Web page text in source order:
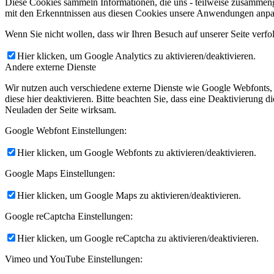
mit den Erkenntnissen aus diesen Cookies unsere Anwendungen
Wenn Sie nicht wollen, dass wir Ihren Besuch auf unserer Seite
Hier klicken, um Google Analytics zu aktivieren/deaktivieren.
Andere externe Dienste
Wir nutzen auch verschiedene externe Dienste wie Google
diese hier deaktivieren. Bitte beachten Sie, dass eine Deaktivierung
Neuladen der Seite wirksam.
Google Webfont Einstellungen:
Hier klicken, um Google Webfonts zu aktivieren/deaktivieren.
Google Maps Einstellungen:
Hier klicken, um Google Maps zu aktivieren/deaktivieren.
Google reCaptcha Einstellungen:
Hier klicken, um Google reCaptcha zu aktivieren/deaktivieren.
Vimeo und YouTube Einstellungen: